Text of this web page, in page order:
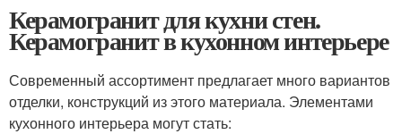
Керамогранит для кухни стен.
Керамогранит в кухонном интерьере
Современный ассортимент предлагает много вариантов
отделки, конструкций из этого материала. Элементами
кухонного интерьера могут стать: